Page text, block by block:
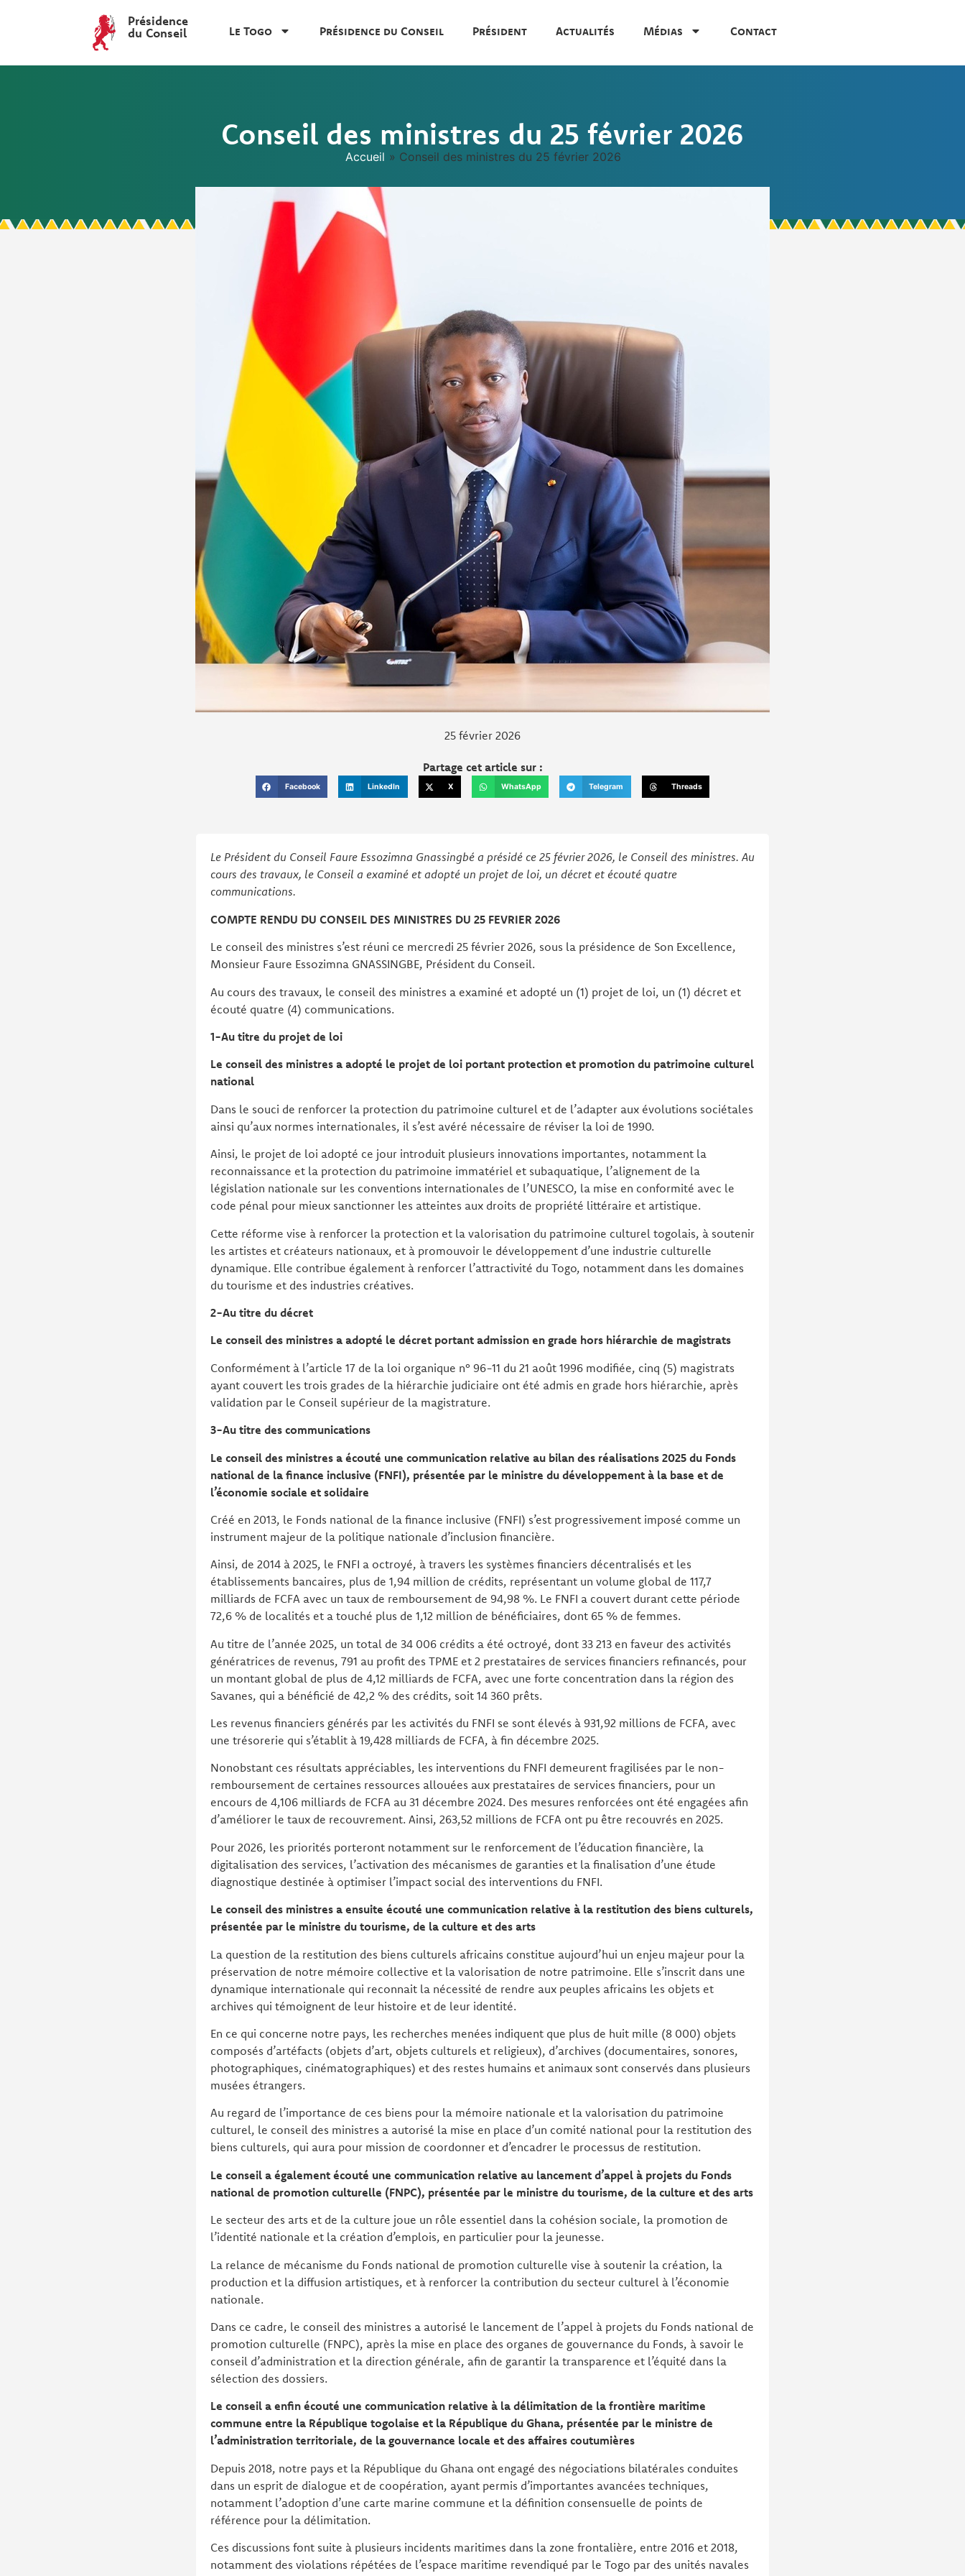
Présidence
du Conseil
Le Togo Présidence du Conseil Président Actualités Médias Contact
Conseil des ministres du 25 février 2026
Accueil » Conseil des ministres du 25 février 2026
25 février 2026
Partage cet article sur :
Facebook LinkedIn X WhatsApp Telegram Threads
Le Président du Conseil Faure Essozimna Gnassingbé a présidé ce 25 février 2026, le Conseil des ministres. Au
cours des travaux, le Conseil a examiné et adopté un projet de loi, un décret et écouté quatre
communications.
COMPTE RENDU DU CONSEIL DES MINISTRES DU 25 FEVRIER 2026
Le conseil des ministres s’est réuni ce mercredi 25 février 2026, sous la présidence de Son Excellence,
Monsieur Faure Essozimna GNASSINGBE, Président du Conseil.
Au cours des travaux, le conseil des ministres a examiné et adopté un (1) projet de loi, un (1) décret et
écouté quatre (4) communications.
1-Au titre du projet de loi
Le conseil des ministres a adopté le projet de loi portant protection et promotion du patrimoine culturel
national
Dans le souci de renforcer la protection du patrimoine culturel et de l’adapter aux évolutions sociétales
ainsi qu’aux normes internationales, il s’est avéré nécessaire de réviser la loi de 1990.
Ainsi, le projet de loi adopté ce jour introduit plusieurs innovations importantes, notamment la
reconnaissance et la protection du patrimoine immatériel et subaquatique, l’alignement de la
législation nationale sur les conventions internationales de l’UNESCO, la mise en conformité avec le
code pénal pour mieux sanctionner les atteintes aux droits de propriété littéraire et artistique.
Cette réforme vise à renforcer la protection et la valorisation du patrimoine culturel togolais, à soutenir
les artistes et créateurs nationaux, et à promouvoir le développement d’une industrie culturelle
dynamique. Elle contribue également à renforcer l’attractivité du Togo, notamment dans les domaines
du tourisme et des industries créatives.
2-Au titre du décret
Le conseil des ministres a adopté le décret portant admission en grade hors hiérarchie de magistrats
Conformément à l’article 17 de la loi organique n° 96-11 du 21 août 1996 modifiée, cinq (5) magistrats
ayant couvert les trois grades de la hiérarchie judiciaire ont été admis en grade hors hiérarchie, après
validation par le Conseil supérieur de la magistrature.
3-Au titre des communications
Le conseil des ministres a écouté une communication relative au bilan des réalisations 2025 du Fonds
national de la finance inclusive (FNFI), présentée par le ministre du développement à la base et de
l’économie sociale et solidaire
Créé en 2013, le Fonds national de la finance inclusive (FNFI) s’est progressivement imposé comme un
instrument majeur de la politique nationale d’inclusion financière.
Ainsi, de 2014 à 2025, le FNFI a octroyé, à travers les systèmes financiers décentralisés et les
établissements bancaires, plus de 1,94 million de crédits, représentant un volume global de 117,7
milliards de FCFA avec un taux de remboursement de 94,98 %. Le FNFI a couvert durant cette période
72,6 % de localités et a touché plus de 1,12 million de bénéficiaires, dont 65 % de femmes.
Au titre de l’année 2025, un total de 34 006 crédits a été octroyé, dont 33 213 en faveur des activités
génératrices de revenus, 791 au profit des TPME et 2 prestataires de services financiers refinancés, pour
un montant global de plus de 4,12 milliards de FCFA, avec une forte concentration dans la région des
Savanes, qui a bénéficié de 42,2 % des crédits, soit 14 360 prêts.
Les revenus financiers générés par les activités du FNFI se sont élevés à 931,92 millions de FCFA, avec
une trésorerie qui s’établit à 19,428 milliards de FCFA, à fin décembre 2025.
Nonobstant ces résultats appréciables, les interventions du FNFI demeurent fragilisées par le non-
remboursement de certaines ressources allouées aux prestataires de services financiers, pour un
encours de 4,106 milliards de FCFA au 31 décembre 2024. Des mesures renforcées ont été engagées afin
d’améliorer le taux de recouvrement. Ainsi, 263,52 millions de FCFA ont pu être recouvrés en 2025.
Pour 2026, les priorités porteront notamment sur le renforcement de l’éducation financière, la
digitalisation des services, l’activation des mécanismes de garanties et la finalisation d’une étude
diagnostique destinée à optimiser l’impact social des interventions du FNFI.
Le conseil des ministres a ensuite écouté une communication relative à la restitution des biens culturels,
présentée par le ministre du tourisme, de la culture et des arts
La question de la restitution des biens culturels africains constitue aujourd’hui un enjeu majeur pour la
préservation de notre mémoire collective et la valorisation de notre patrimoine. Elle s’inscrit dans une
dynamique internationale qui reconnait la nécessité de rendre aux peuples africains les objets et
archives qui témoignent de leur histoire et de leur identité.
En ce qui concerne notre pays, les recherches menées indiquent que plus de huit mille (8 000) objets
composés d’artéfacts (objets d’art, objets culturels et religieux), d’archives (documentaires, sonores,
photographiques, cinématographiques) et des restes humains et animaux sont conservés dans plusieurs
musées étrangers.
Au regard de l’importance de ces biens pour la mémoire nationale et la valorisation du patrimoine
culturel, le conseil des ministres a autorisé la mise en place d’un comité national pour la restitution des
biens culturels, qui aura pour mission de coordonner et d’encadrer le processus de restitution.
Le conseil a également écouté une communication relative au lancement d’appel à projets du Fonds
national de promotion culturelle (FNPC), présentée par le ministre du tourisme, de la culture et des arts
Le secteur des arts et de la culture joue un rôle essentiel dans la cohésion sociale, la promotion de
l’identité nationale et la création d’emplois, en particulier pour la jeunesse.
La relance de mécanisme du Fonds national de promotion culturelle vise à soutenir la création, la
production et la diffusion artistiques, et à renforcer la contribution du secteur culturel à l’économie
nationale.
Dans ce cadre, le conseil des ministres a autorisé le lancement de l’appel à projets du Fonds national de
promotion culturelle (FNPC), après la mise en place des organes de gouvernance du Fonds, à savoir le
conseil d’administration et la direction générale, afin de garantir la transparence et l’équité dans la
sélection des dossiers.
Le conseil a enfin écouté une communication relative à la délimitation de la frontière maritime
commune entre la République togolaise et la République du Ghana, présentée par le ministre de
l’administration territoriale, de la gouvernance locale et des affaires coutumières
Depuis 2018, notre pays et la République du Ghana ont engagé des négociations bilatérales conduites
dans un esprit de dialogue et de coopération, ayant permis d’importantes avancées techniques,
notamment l’adoption d’une carte marine commune et la définition consensuelle de points de
référence pour la délimitation.
Ces discussions font suite à plusieurs incidents maritimes dans la zone frontalière, entre 2016 et 2018,
notamment des violations répétées de l’espace maritime revendiqué par le Togo par des unités navales